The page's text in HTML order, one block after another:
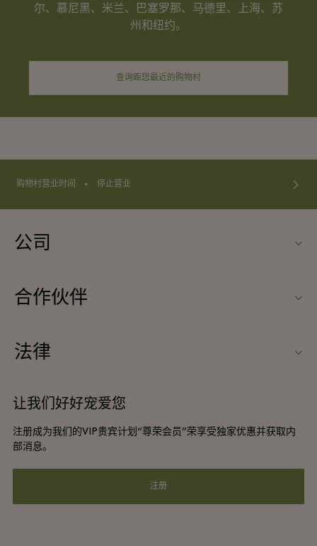
尔、慕尼黑、米兰、巴塞罗那、马德里、上海、苏
州和纽约。
查询距您最近的购物村
购物村营业时间 ⬩ 停止营业
公司
联系我们
工作机会
下载应用程序
礼品卡
常见问题
合作伙伴
团体预订
法律
会员条款与条件
Privacy notice
让我们好好宠爱您
注册成为我们的VIP贵宾计划“尊荣会员”荣享受独家优惠并获取内
部消息。
注册